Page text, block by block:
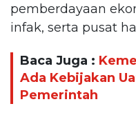
pemberdayaan
infak, serta pusat
Baca Juga :
Ada Kebijakan
Pemerintah